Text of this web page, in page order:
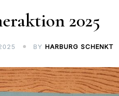
2025
BY HARBURG SCHENKT